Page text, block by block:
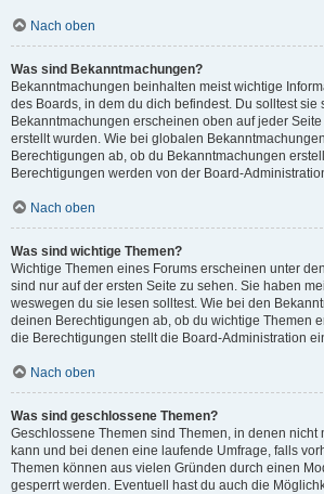
Nach oben
Was sind Bekanntmachungen?
Bekanntmachungen beinhalten meist wichtige
des Boards, in dem du dich befindest. Du solltest sie
Bekanntmachungen erscheinen oben auf jeder
erstellt wurden. Wie bei globalen
Berechtigungen ab, ob du Bekanntmachungen
Berechtigungen werden von der Board-
Nach oben
Was sind wichtige Themen?
Wichtige Themen eines Forums erscheinen unter
sind nur auf der ersten Seite zu sehen. Sie haben
weswegen du sie lesen solltest. Wie bei den
deinen Berechtigungen ab, ob du wichtige Themen
die Berechtigungen stellt die Board-Administration
Nach oben
Was sind geschlossene Themen?
Geschlossene Themen sind Themen, in denen nicht
kann und bei denen eine laufende Umfrage, falls
Themen können aus vielen Gründen durch einen
gesperrt werden. Eventuell hast du auch die